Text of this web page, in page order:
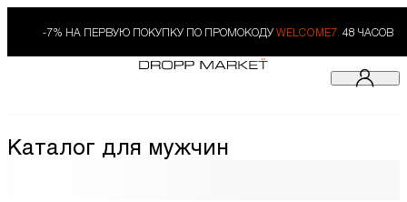
-7% НА ПЕРВУЮ ПОКУПКУ ПО ПРОМОКОДУ WELCOME7. 48 ЧАСОВ
Каталог для мужчин